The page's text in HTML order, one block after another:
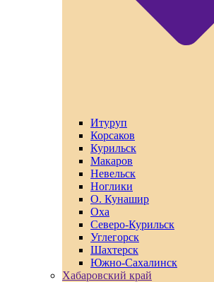
Итуруп
Корсаков
Курильск
Макаров
Невельск
Ноглики
О. Кунашир
Оха
Северо-Курильск
Углегорск
Шахтерск
Южно-Сахалинск
Хабаровский край